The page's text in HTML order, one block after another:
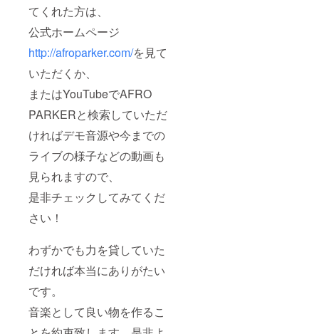
てくれた方は、
公式ホームページ
http://afroparker.com/を見て
いただくか、
またはYouTubeでAFRO
PARKERと検索していただ
ければデモ音源や今までの
ライブの様子などの動画も
見られますので、
是非チェックしてみてくだ
さい！
わずかでも力を貸していた
だければ本当にありがたい
です。
音楽として良い物を作るこ